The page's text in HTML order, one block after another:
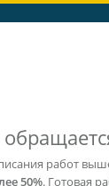
работ
50%. Готовая